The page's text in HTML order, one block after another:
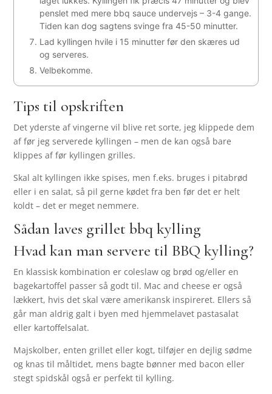
penslet med mere bbq sauce undervejs – 3-4 gange.
Tiden kan dog sagtens svinge fra 45-50 minutter.
Lad kyllingen hvile i 15 minutter før den skæres ud
og serveres.
Velbekomme.
Tips til opskriften
Det yderste af vingerne vil blive ret sorte, jeg klippede dem
af før jeg serverede kyllingen – men de kan også bare
klippes af før kyllingen grilles.
Skal alt kyllingen ikke spises, men f.eks. bruges i pitabrød
eller i en salat, så pil gerne kødet fra ben før det er helt
koldt – det er meget nemmere.
Sådan laves grillet bbq kylling
Hvad kan man servere til BBQ kylling?
En klassisk kombination er coleslaw og brød og/eller en
bagekartoffel passer så godt til. Mac and cheese er også
lækkert, hvis det skal være amerikansk inspireret. Ellers så
går man aldrig galt i byen med hjemmelavet pastasalat
eller kartoffelsalat.
Majskolber, enten grillet eller kogt, tilføjer en dejlig sødme
og knas til måltidet, mens bagte bønner med bacon eller
stegt spidskål også er perfekt til kylling.